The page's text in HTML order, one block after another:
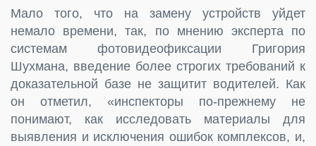
Мало того, что на замену устройств уйдет
немало времени, так, по мнению эксперта по
системам фотовидеофиксации Григория
Шухмана, введение более строгих требований к
доказательной базе не защитит водителей. Как
он отметил, «инспекторы по-прежнему не
понимают, как исследовать материалы для
выявления и исключения ошибок комплексов, и,